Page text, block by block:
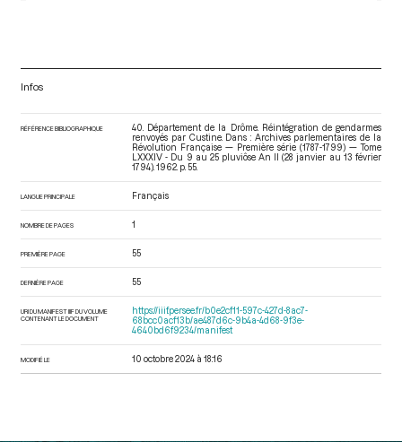
Infos
RÉFÉRENCE BIBLIOGRAPHIQUE
40. Département de la Drôme. Réintégration de gendarmes
renvoyés par Custine. Dans : Archives parlementaires de la
Révolution Française — Première série (1787-1799) — Tome
LXXXIV - Du 9 au 25 pluviôse An II (28 janvier au 13 février
1794) . 1962. p. 55.
LANGUE PRINCIPALE Français
NOMBRE DE PAGES 1
PREMIÈRE PAGE 55
DERNIÈRE PAGE 55
URI DU MANIFEST IIIF DU VOLUME
CONTENANT LE DOCUMENT
https://iiif.persee.fr/b0e2cf11-597c-427d-8ac7-
68bcc0acf13b/ae487d6c-9b4a-4d68-9f3e-
4640bd6f9234/manifest
MODIFIÉ LE 10 octobre 2024 à 18:16